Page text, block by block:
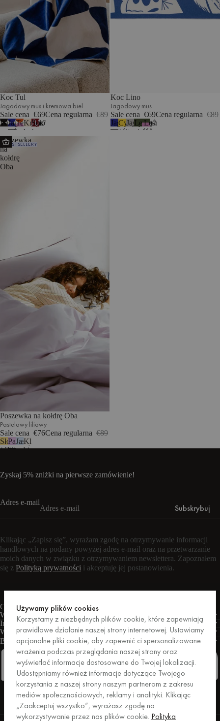
Koc Tul
Jagodowy mus i kremowa biel
Sale cena €69Cena regularna €89
Wulkaniczna
czerń
kremowa
biel
Jagodowy
mus
i
kremowa
biel
Terakota
i
wrzosowy
Kremowy
beż
i
kremowa
Sok
z
wiśni
i
7
Koc Lino
Jagodowy mus
Sale cena €69Cena regularna €89
Jagodowy
mus
Cytrynowy
żółty
Jasna
szarość
Leśna
zieleń
Leśna
zieleń
2
Poszewka
na
kołdrę
Oba
BESTSELLERY
Poszewka na kołdrę Oba
Pastelowy liliowy
Sale cena €76Cena regularna €89
Słoneczny
żółty
Pastelowy
liliowy
Jasnoniebieski
Klasyczna
biel
Zyskaj 5% zniżki na pierwsze zamówienie!
Adres e-mail
Subskrybuj
Klikając „Zapisz się”, wyrażam zgodę na otrzymywanie informacji
handlowych na podany powyżej adres e-mail oraz na przetwarzanie
moich danych w związku z otrzymywaniem newslettera. Zapoznałem
się z Polityką prywatności i akceptuję jej postanowienia.
Czat na żywoFormularz kontaktowy
Warunki
Informacje
Wsparcie
Biznes
PRO
FacebookInstagramLinkedinPinterest
Zakupy zabezpieczone przez Trusted Shops.
Używamy plików cookies
Korzystamy z niezbędnych plików cookie, które zapewniają
prawidłowe działanie naszej strony internetowej. Ustawiamy
opcjonalne pliki cookie, aby zapewnić ci spersonalizowane
wrażenia podczas przeglądania naszej strony oraz
wyświetlać informacje dostosowane do Twojej lokalizacji.
Udostępniamy również informacje dotyczące Twojego
korzystania z naszej strony naszym partnerom z zakresu
mediów społecznościowych, reklamy i analityki. Klikając
„Zaakceptuj wszystko”, wyrażasz zgodę na
wykorzystywanie przez nas plików cookie. Polityka